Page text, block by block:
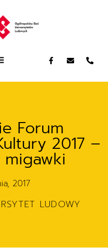
Forum
2017 –
2017
LUDOWY